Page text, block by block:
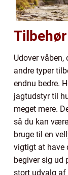
Tilbehør
Udover
andre typer
endnu bedre.
jagtudstyr til
meget mere.
så du kan
bruge til en
vigtigt at have
begiver sig ud
stort udvalg af